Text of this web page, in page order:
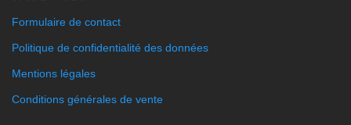
Formulaire de contact
Politique de confidentialité des données
Mentions légales
Conditions générales de vente